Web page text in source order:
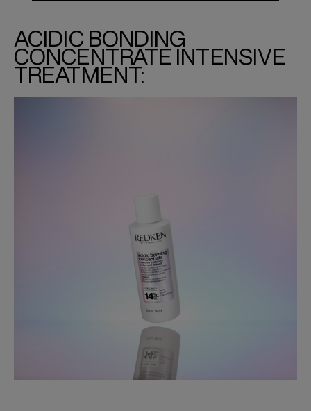
ACIDIC BONDING
CONCENTRATE INTENSIVE
TREATMENT: